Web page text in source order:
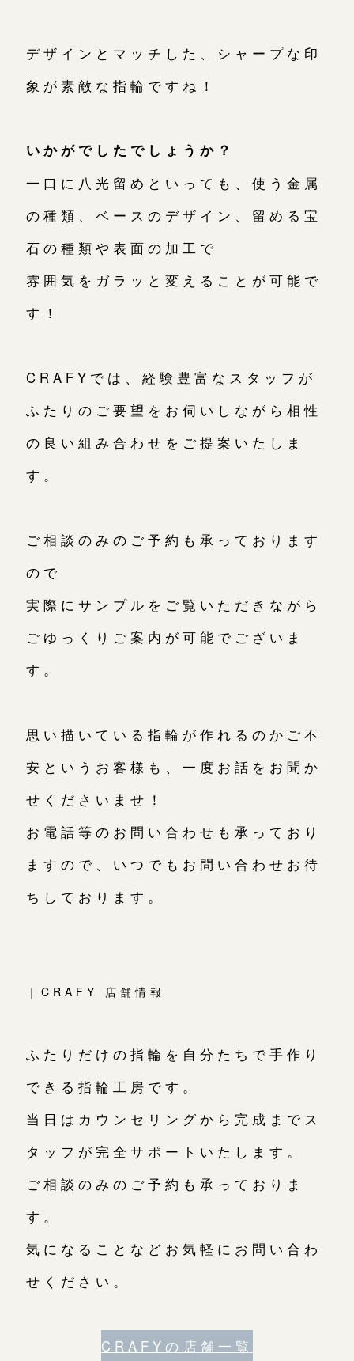
デザインとマッチした、シャープな印
象が素敵な指輪ですね！
いかがでしたでしょうか？
一口に八光留めといっても、使う金属
の種類、ベースのデザイン、留める宝
石の種類や表面の加工で
雰囲気をガラッと変えることが可能で
す！
CRAFYでは、経験豊富なスタッフが
ふたりのご要望をお伺いしながら相性
の良い組み合わせをご提案いたしま
す。
ご相談のみのご予約も承っております
ので
実際にサンプルをご覧いただきながら
ごゆっくりご案内が可能でございま
す。
思い描いている指輪が作れるのかご不
安というお客様も、一度お話をお聞か
せくださいませ！
お電話等のお問い合わせも承っており
ますので、いつでもお問い合わせお待
ちしております。
｜CRAFY 店舗情報
ふたりだけの指輪を自分たちで手作り
できる指輪工房です。
当日はカウンセリングから完成までス
タッフが完全サポートいたします。
ご相談のみのご予約も承っておりま
す。
気になることなどお気軽にお問い合わ
せください。
CRAFYの店舗一覧